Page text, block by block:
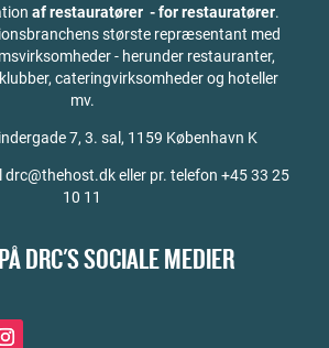
af restauratører - for restauratører.
største repræsentant med
- herunder restauranter,
cateringvirksomheder og hoteller
mv.
7, 3. sal, 1159 København K
drc@thehost.dk eller pr. telefon +45 33 25
10 11
DRC'S SOCIALE MEDIER